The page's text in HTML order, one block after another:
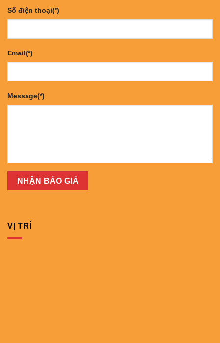
Số điện thoại(*)
Email(*)
Message(*)
VỊ TRÍ